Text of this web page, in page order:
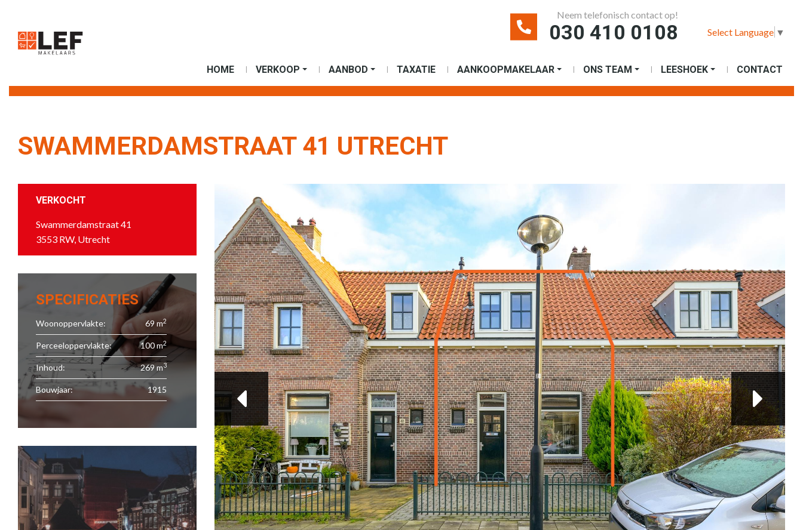
Neem telefonisch contact op!
030 410 0108 Select Language ▼
HOME VERKOOP AANBOD TAXATIE AANKOOPMAKELAAR ONS TEAM LEESHOEK CONTACT
SWAMMERDAMSTRAAT 41 UTRECHT
VERKOCHT
Swammerdamstraat 41
3553 RW, Utrecht
SPECIFICATIES
Woonoppervlakte: 69 m2
Perceeloppervlakte: 100 m2
Inhoud: 269 m3
Bouwjaar: 1915